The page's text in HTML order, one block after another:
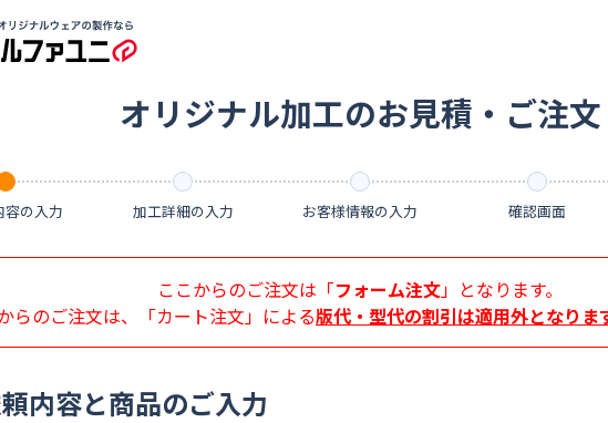
オリジナル加工のお見積・ご注文
容の入力 加工詳細の入力 お客様情報の入力 確認画面
ここからのご注文は「フォーム注文」となります。
らのご注文は、「カート注文」による版代・型代の割引は適用外となりま
内容と商品のご入力